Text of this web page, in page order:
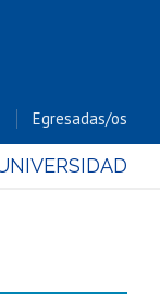
Egresadas/os